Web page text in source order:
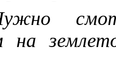
на